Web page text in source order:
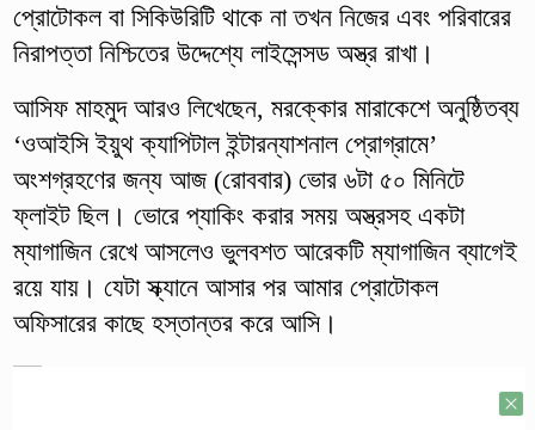
প্রোটোকল বা সিকিউরিটি থাকে না তখন নিজের এবং পরিবারের
নিরাপত্তা নিশ্চিতের উদ্দেশ্যে লাইসেন্সড অস্ত্র রাখা।
আসিফ মাহমুদ আরও লিখেছেন, মরক্কোর মারাকেশে অনুষ্ঠিতব্য
‘ওআইসি ইয়ুথ ক্যাপিটাল ইন্টারন্যাশনাল প্রোগ্রামে’
অংশগ্রহণের জন্য আজ (রোববার) ভোর ৬টা ৫০ মিনিটে
ফ্লাইট ছিল। ভোরে প্যাকিং করার সময় অস্ত্রসহ একটা
ম্যাগাজিন রেখে আসলেও ভুলবশত আরেকটি ম্যাগাজিন ব্যাগেই
রয়ে যায়। যেটা স্ক্যানে আসার পর আমার প্রোটোকল
অফিসারের কাছে হস্তান্তর করে আসি।